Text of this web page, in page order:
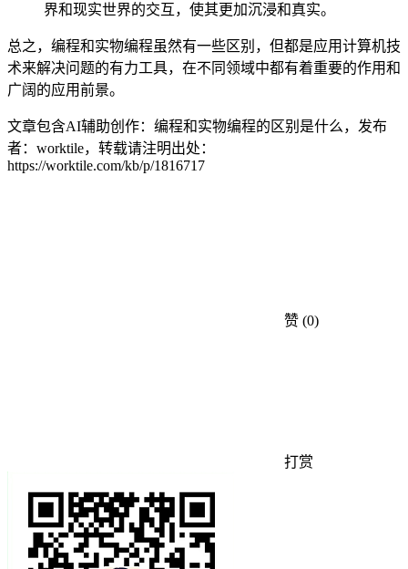
界和现实世界的交互，使其更加沉浸和真实。
总之，编程和实物编程虽然有一些区别，但都是应用计算机技
术来解决问题的有力工具，在不同领域中都有着重要的作用和
广阔的应用前景。
文章包含AI辅助创作：编程和实物编程的区别是什么，发布
者：worktile，转载请注明出处：
https://worktile.com/kb/p/1816717
赞 (0)
打赏